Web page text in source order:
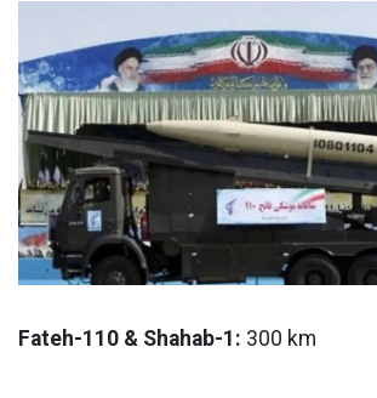
Fateh-110 & Shahab-1: 300 km